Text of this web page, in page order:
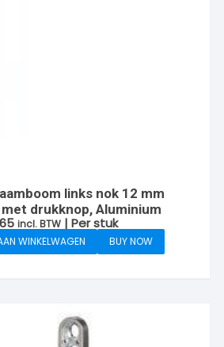
links nok 12 mm
drukknop, Aluminium
incl. BTW | Per stuk
WINKELWAGEN BUY NOW